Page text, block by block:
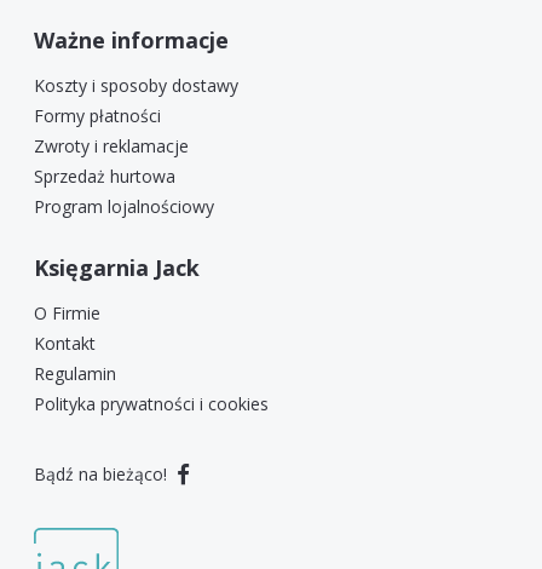
Ważne informacje
Koszty i sposoby dostawy
Formy płatności
Zwroty i reklamacje
Sprzedaż hurtowa
Program lojalnościowy
Księgarnia Jack
O Firmie
Kontakt
Regulamin
Polityka prywatności i cookies
Bądź na bieżąco!